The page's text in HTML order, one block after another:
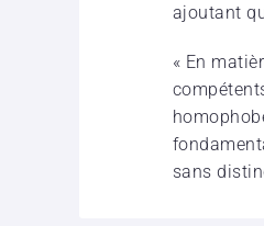
ajoutant
« En
sans